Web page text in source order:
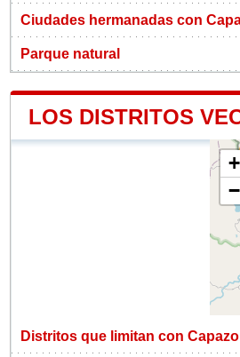
Ciudades hermanadas con
Parque natural
LOS DISTRITOS
+
−
Distritos que limitan con Capazo